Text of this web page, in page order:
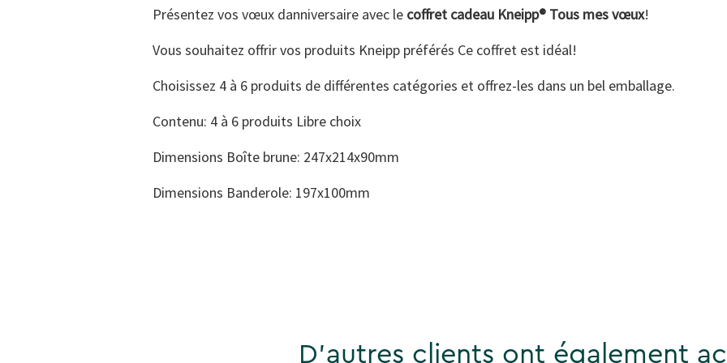
Présentez vos vœux danniversaire avec le coffret cadeau Kneipp® Tous mes vœux!
Vous souhaitez offrir vos produits Kneipp préférés Ce coffret est idéal!
Choisissez 4 à 6 produits de différentes catégories et offrez-les dans un bel emballage.
Contenu: 4 à 6 produits Libre choix
Dimensions Boîte brune: 247x214x90mm
Dimensions Banderole: 197x100mm
D'autres clients ont également